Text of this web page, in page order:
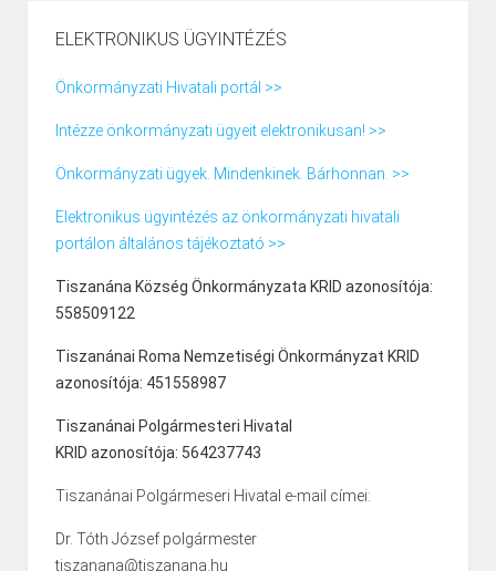
ELEKTRONIKUS ÜGYINTÉZÉS
Önkormányzati Hivatali portál >>
Intézze önkormányzati ügyeit elektronikusan! >>
Önkormányzati ügyek. Mindenkinek. Bárhonnan. >>
Elektronikus ügyintézés az önkormányzati hivatali
portálon általános tájékoztató >>
Tiszanána Község Önkormányzata KRID azonosítója:
558509122
Tiszanánai Roma Nemzetiségi Önkormányzat KRID
azonosítója: 451558987
Tiszanánai Polgármesteri Hivatal
KRID azonosítója: 564237743
Tiszanánai Polgármeseri Hivatal e-mail címei:
Dr. Tóth József polgármester
tiszanana@tiszanana.hu